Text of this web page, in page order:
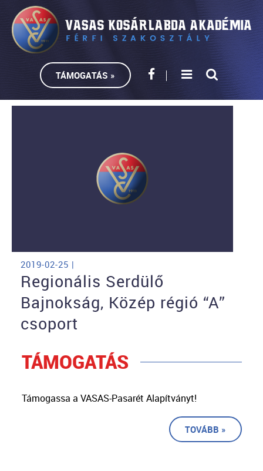
TÁMOGATÁS »
2019-02-25 |
Regionális Serdülő
Bajnokság, Közép régió “A”
csoport
TÁMOGATÁS
Támogassa a VASAS-Pasarét Alapítványt!
TOVÁBB »